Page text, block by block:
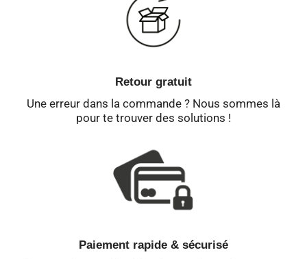
Retour gratuit
Une erreur dans la commande ? Nous sommes là
pour te trouver des solutions !
Paiement rapide & sécurisé